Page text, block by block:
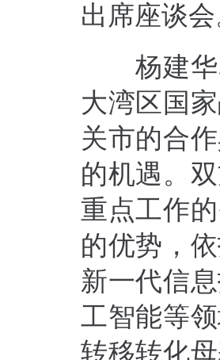
出席座谈
杨建
大湾区国
关市的合
的机遇。
重点工作
的优势，
新一代信
工智能等
转移转化